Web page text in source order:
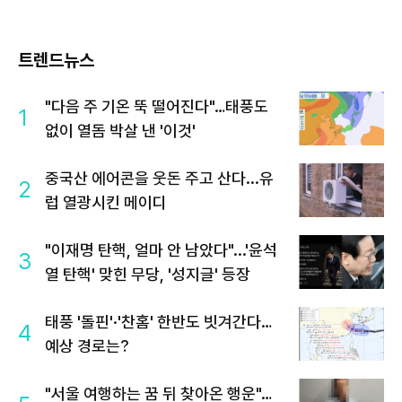
트렌드뉴스
1
"다음 주 기온 뚝 떨어진다"…태풍도
없이 열돔 박살 낸 '이것'
2
중국산 에어콘을 웃돈 주고 산다...유
럽 열광시킨 메이디
3
"이재명 탄핵, 얼마 안 남았다"...'윤석
열 탄핵' 맞힌 무당, '성지글' 등장
4
태풍 '돌핀'·'찬홈' 한반도 빗겨간다…
예상 경로는?
"서울 여행하는 꿈 뒤 찾아온 행운"…